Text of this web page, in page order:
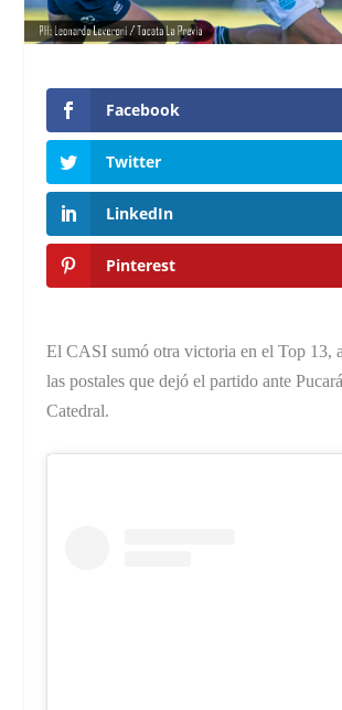
Facebook
Twitter
LinkedIn
Pinterest
El CASI sumó otra victoria en el Top 13,
las postales que dejó el partido ante
Catedral.